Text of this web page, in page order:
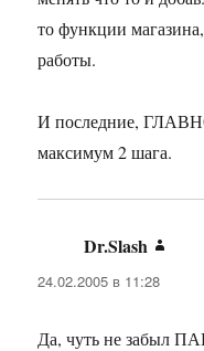
то функции
работы.
И последние,
максимум 2 шага.
Dr.Slash
24.02.2005 в 11:28
Да, чуть не забыл